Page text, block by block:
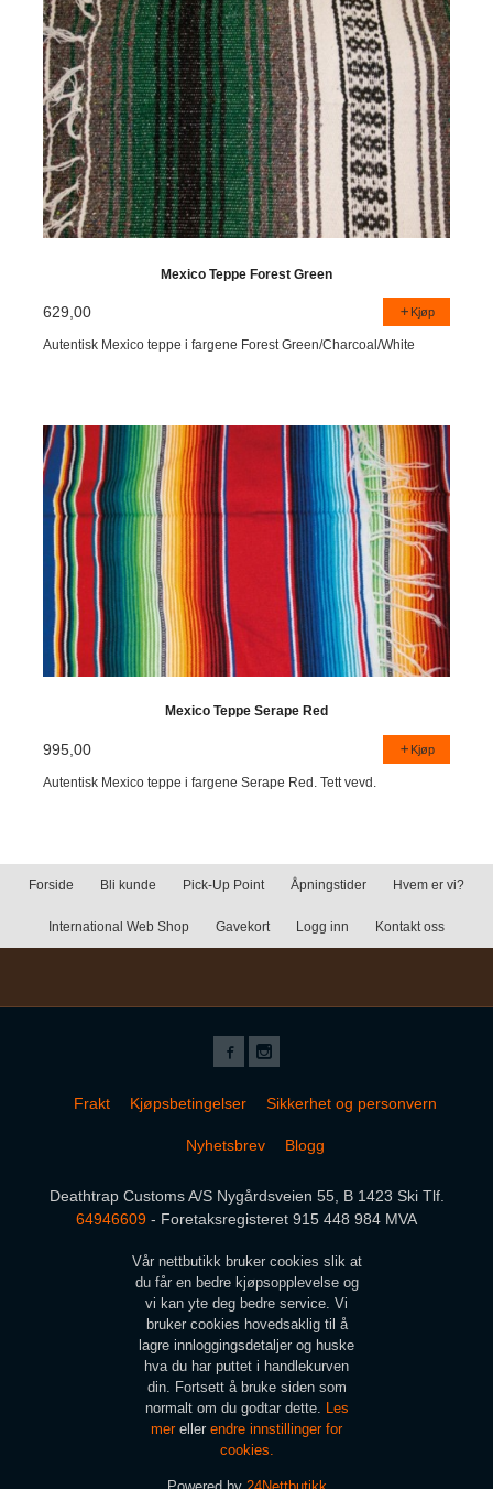
Mexico Teppe Forest Green
629,00 Kjøp
Autentisk Mexico teppe i fargene Forest Green/Charcoal/White
Mexico Teppe Serape Red
995,00 Kjøp
Autentisk Mexico teppe i fargene Serape Red. Tett vevd.
Forside Bli kunde Pick-Up Point Åpningstider Hvem er vi?
International Web Shop Gavekort Logg inn Kontakt oss
Frakt Kjøpsbetingelser Sikkerhet og personvern
Nyhetsbrev Blogg
Deathtrap Customs A/S Nygårdsveien 55, B 1423 Ski Tlf.
64946609 - Foretaksregisteret 915 448 984 MVA
Vår nettbutikk bruker cookies slik at
du får en bedre kjøpsopplevelse og
vi kan yte deg bedre service. Vi
bruker cookies hovedsaklig til å
lagre innloggingsdetaljer og huske
hva du har puttet i handlekurven
din. Fortsett å bruke siden som
normalt om du godtar dette.
Les
mer eller endre innstillinger for
cookies.